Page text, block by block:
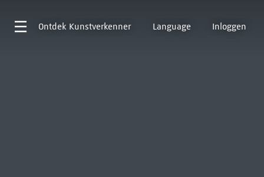
Ontdek Kunstverkenner Language Inloggen